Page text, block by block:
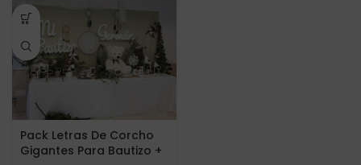
Pack Letras De Corcho
Gigantes Para Bautizo +